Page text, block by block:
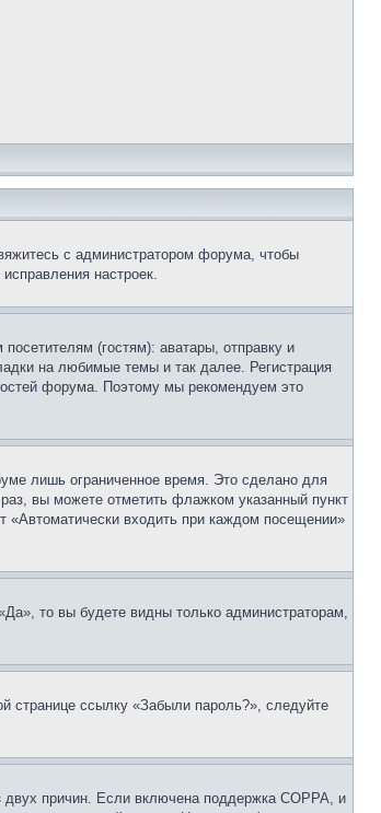
с администратором форума, чтобы
настроек.
(гостям): аватары, отправку и
на любимые темы и так далее. Регистрация
форума. Поэтому мы рекомендуем это
лишь ограниченное время. Это сделано для
вы можете отметить флажком указанный пункт
«Автоматически входить при каждом посещении»
то вы будете видны только администраторам,
странице ссылку «Забыли пароль?», следуйте
причин. Если включена поддержка COPPA, и